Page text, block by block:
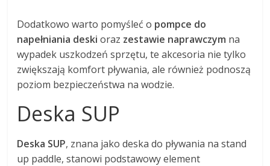
Dodatkowo warto pomyśleć o pompce do
napełniania deski oraz zestawie naprawczym na
wypadek uszkodzeń sprzętu, te akcesoria nie tylko
zwiększają komfort pływania, ale również podnoszą
poziom bezpieczeństwa na wodzie.
Deska SUP
Deska SUP, znana jako deska do pływania na stand
up paddle, stanowi podstawowy element